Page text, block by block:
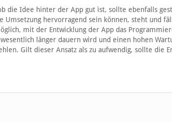
die Idee hinter der App gut ist, sollte ebenfalls
Umsetzung hervorragend sein können, steht und
mit der Entwicklung der App das
länger dauern wird und einen hohen
Gilt dieser Ansatz als zu aufwendig, sollte die